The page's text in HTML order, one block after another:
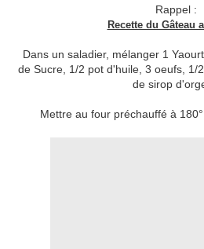
Rappel :
Recette du Gâteau
Dans un saladier, mélanger 1
de Sucre, 1/2 pot d'huile, 3 oeufs, 1/
de sirop
Mettre au four préchauffé à